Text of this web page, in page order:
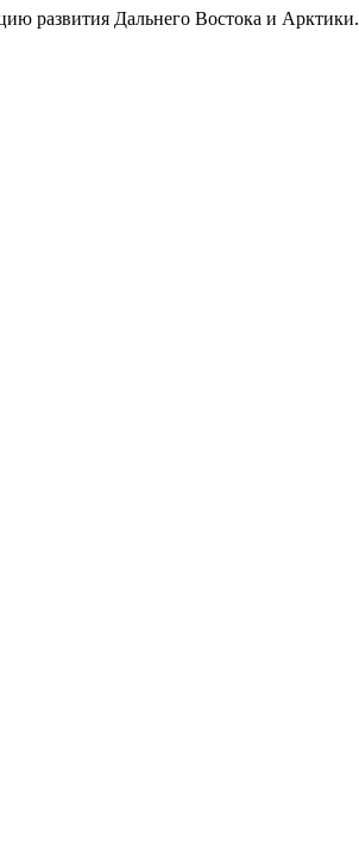
развития Дальнего Востока и Арктики.